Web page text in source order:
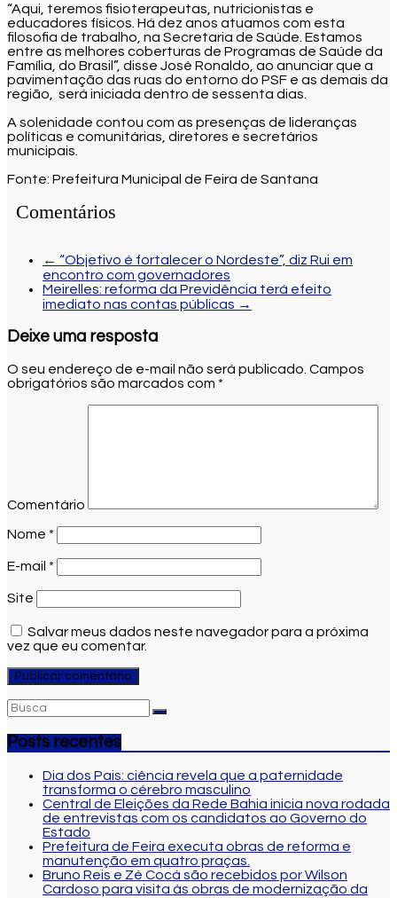
“Aqui, teremos fisioterapeutas, nutricionistas e
educadores físicos. Há dez anos atuamos com esta
filosofia de trabalho, na Secretaria de Saúde. Estamos
entre as melhores coberturas de Programas de Saúde da
Família, do Brasil”, disse José Ronaldo, ao anunciar que a
pavimentação das ruas do entorno do PSF e as demais da
região, será iniciada dentro de sessenta dias.
A solenidade contou com as presenças de lideranças
políticas e comunitárias, diretores e secretários
municipais.
Fonte: Prefeitura Municipal de Feira de Santana
Comentários
← “Objetivo é fortalecer o Nordeste”, diz Rui em
encontro com governadores
Meirelles: reforma da Previdência terá efeito
imediato nas contas públicas →
Deixe uma resposta
O seu endereço de e-mail não será publicado. Campos
obrigatórios são marcados com *
Comentário
Nome *
E-mail *
Site
Salvar meus dados neste navegador para a próxima
vez que eu comentar.
Posts recentes
Dia dos Pais: ciência revela que a paternidade
transforma o cérebro masculino
Central de Eleições da Rede Bahia inicia nova rodada
de entrevistas com os candidatos ao Governo do
Estado
Prefeitura de Feira executa obras de reforma e
manutenção em quatro praças.
Bruno Reis e Zé Cocá são recebidos por Wilson
Cardoso para visita às obras de modernização da